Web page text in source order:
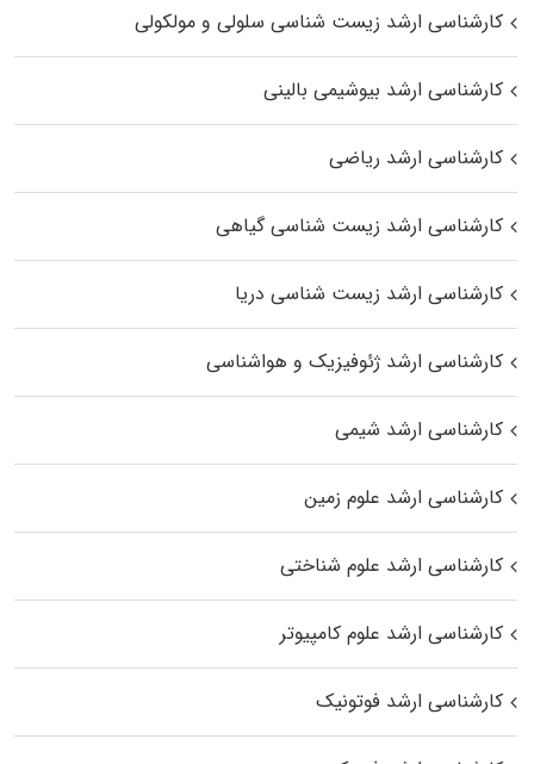
کارشناسی ارشد زیست شناسی سلولی و مولکولی
کارشناسی ارشد بیوشیمی بالینی
کارشناسی ارشد ریاضی
کارشناسی ارشد زیست‌ شناسی گیاهی
کارشناسی ارشد زیست‌ شناسی دریا
کارشناسی ارشد ژئوفیزیک و هواشناسی
کارشناسی ارشد شیمی
کارشناسی ارشد علوم زمین
کارشناسی ارشد علوم شناختی
کارشناسی ارشد علوم کامپیوتر
کارشناسی ارشد فوتونیک